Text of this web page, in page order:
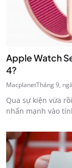
Apple Watch
4?
MacplanetTháng 9,
Qua sự kiện vừa
nhấn mạnh vào